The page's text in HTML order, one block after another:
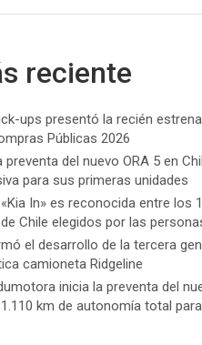
reciente
ups presentó la recién
Públicas 2026
preventa del nuevo ORA 5 en
para sus primeras unidades
In» es reconocida entre los
Chile elegidos por las
el desarrollo de la tercera
camioneta Ridgeline
inicia la preventa del
km de autonomía total